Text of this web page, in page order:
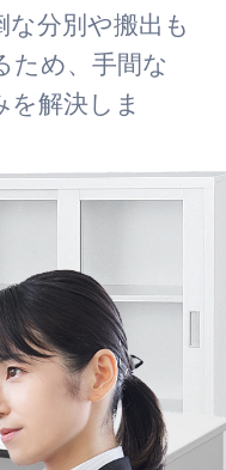
分別や搬出も
ため、手間な
を解決しま